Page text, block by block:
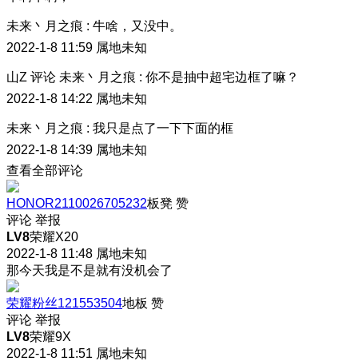
未来丶月之痕 : 牛啥，又没中。
2022-1-8 11:59 属地未知
山Z 评论 未来丶月之痕 : 你不是抽中超宅边框了嘛？
2022-1-8 14:22 属地未知
未来丶月之痕 : 我只是点了一下下面的框
2022-1-8 14:39 属地未知
查看全部评论
HONOR2110026705232板凳 赞
评论 举报
LV8荣耀X20
2022-1-8 11:48 属地未知
那今天我是不是就有没机会了
荣耀粉丝121553504地板 赞
评论 举报
LV8荣耀9X
2022-1-8 11:51 属地未知